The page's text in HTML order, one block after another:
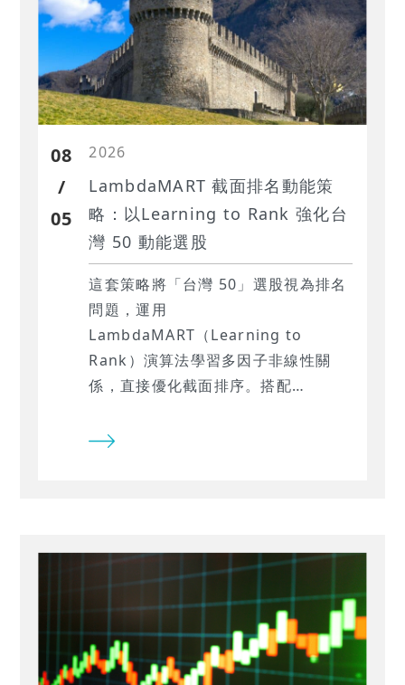
08
/
05
2026
LambdaMART 截面排名動能策
略：以Learning to Rank 強化台
灣 50 動能選股
這套策略將「台灣 50」選股視為排名
問題，運用
LambdaMART（Learning to
Rank）演算法學習多因子非線性關
係，直接優化截面排序。搭配
現高精準度的動能選股。